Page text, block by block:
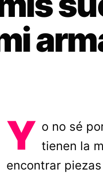
Y o no sé
tienen la
encontrar